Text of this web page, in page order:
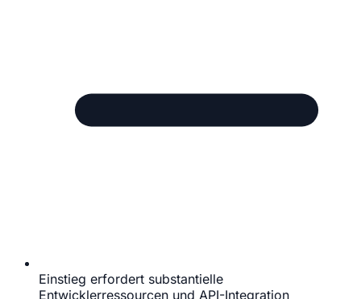
Einstieg erfordert substantielle
Entwicklerressourcen und API-Integration